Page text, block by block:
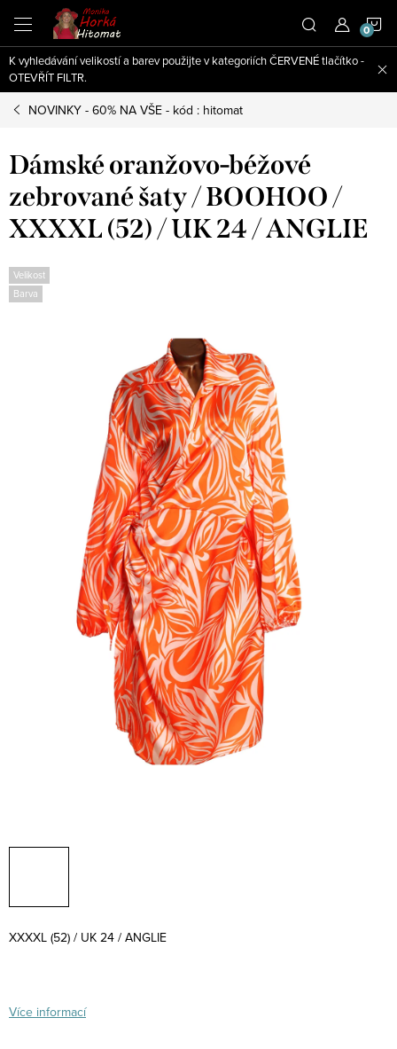
obsah
K vyhledávání velikostí a barev použijte v kategoriích ČERVENÉ tlačítko -
OTEVŘÍT FILTR.
NOVINKY - 60% NA VŠE - kód : hitomat
Dámské oranžovo-béžové
zebrované šaty / BOOHOO /
XXXXL (52) / UK 24 / ANGLIE
Velikost
Barva
XXXXL (52) / UK 24 / ANGLIE
Více informací